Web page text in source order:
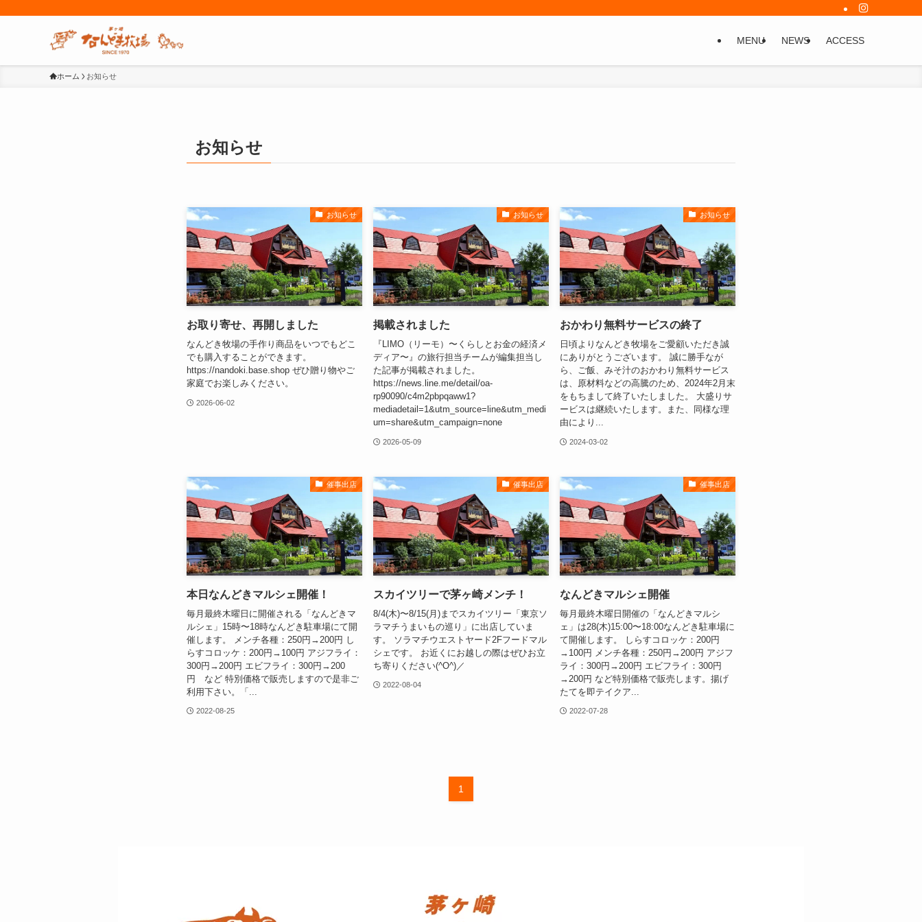
MENU NEWS ACCESS
ホーム お知らせ
お知らせ
お知らせ
お取り寄せ、再開しました
なんどき牧場の手作り商品をいつでもどこ
でも購入することができます。
https://nandoki.base.shop ぜひ贈り物やご
家庭でお楽しみください。
2026-06-02
お知らせ
掲載されました
『LIMO（リーモ）〜くらしとお金の経済メ
ディア〜』の旅行担当チームが編集担当し
た記事が掲載されました。
https://news.line.me/detail/oa-
rp90090/c4m2pbpqaww1?
mediadetail=1&utm_source=line&utm_medi
um=share&utm_campaign=none
2026-05-09
お知らせ
おかわり無料サービスの終了
日頃よりなんどき牧場をご愛顧いただき誠
にありがとうございます。 誠に勝手なが
ら、ご飯、みそ汁のおかわり無料サービス
は、原材料などの高騰のため、2024年2月末
をもちまして終了いたしました。 大盛りサ
ービスは継続いたします。また、同様な理
由により...
2024-03-02
催事出店
本日なんどきマルシェ開催！
毎月最終木曜日に開催される「なんどきマ
ルシェ」15時〜18時なんどき駐車場にて開
催します。 メンチ各種：250円→200円 し
らすコロッケ：200円→100円 アジフライ：
300円→200円 エビフライ：300円→200
円 など 特別価格で販売しますので是非ご
利用下さい。「...
2022-08-25
催事出店
スカイツリーで茅ヶ崎メンチ！
8/4(木)〜8/15(月)までスカイツリー「東京ソ
ラマチうまいもの巡り」に出店していま
す。 ソラマチウエストヤード2Fフードマル
シェです。 お近くにお越しの際はぜひお立
ち寄りください(^O^)／
2022-08-04
催事出店
なんどきマルシェ開催
毎月最終木曜日開催の「なんどきマルシ
ェ」は28(木)15:00〜18:00なんどき駐車場に
て開催します。 しらすコロッケ：200円
→100円 メンチ各種：250円→200円 アジフ
ライ：300円→200円 エビフライ：300円
→200円 など特別価格で販売します。揚げ
たてを即テイクア...
2022-07-28
1